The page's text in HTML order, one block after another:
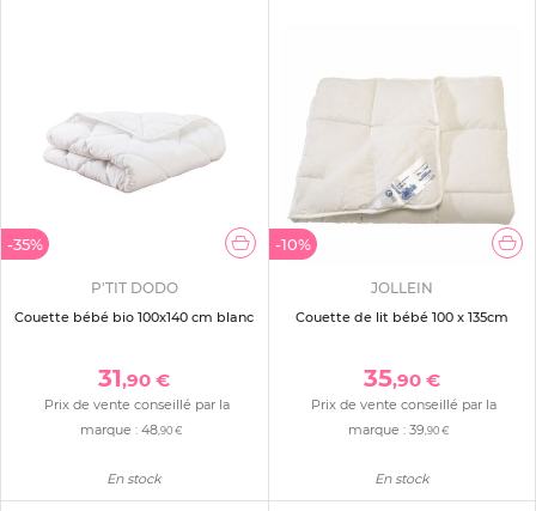
-35%
P'TIT DODO
Couette bébé bio 100x140 cm blanc
31,90 €
Prix de vente conseillé par la
marque :48 ,90 €
En stock
-10%
JOLLEIN
Couette de lit bébé 100 x 135cm
35,90 €
Prix de vente conseillé par la
marque :39 ,90 €
En stock